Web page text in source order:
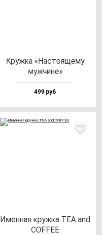
Круж­ка «Нас­то­яще­му
муж­чи­не»
499 руб
Имен­ная круж­ка TEA and
COFFEE